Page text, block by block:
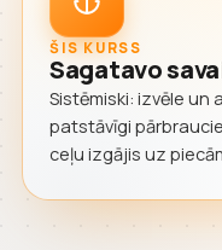
ŠIS KURSS
Sagatavo
Sistēmiski: izvēle
patstāvīgi
ceļu izgājis uz